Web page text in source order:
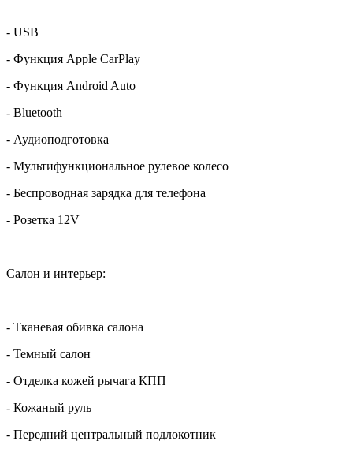
- USB
- Функция Apple CarPlay
- Функция Android Auto
- Bluetooth
- Аудиоподготовка
- Мультифункциональное рулевое колесо
- Беспроводная зарядка для телефона
- Розетка 12V
Салон и интерьер:
- Тканевая обивка салона
- Темный салон
- Отделка кожей рычага КПП
- Кожаный руль
- Передний центральный подлокотник